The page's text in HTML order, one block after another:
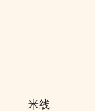
米线